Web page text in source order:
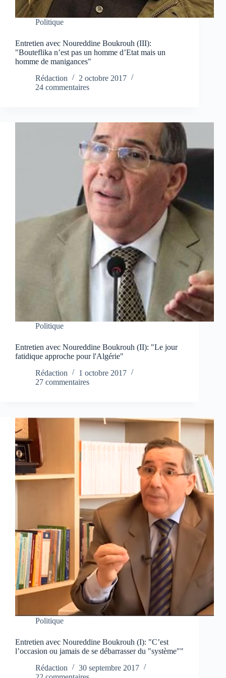
Politique
Entretien avec Noureddine Boukrouh (III):
"Bouteflika n’est pas un homme d’Etat mais un
homme de manigances"
Rédaction
2 octobre 2017
24 commentaires
Politique
Entretien avec Noureddine Boukrouh (II): "Le jour
fatidique approche pour l'Algérie"
Rédaction
1 octobre 2017
27 commentaires
Politique
Entretien avec Noureddine Boukrouh (I): "C’est
l’occasion ou jamais de se débarrasser du "système""
Rédaction
30 septembre 2017